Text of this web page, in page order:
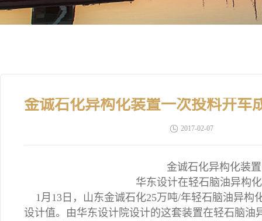
2017-02-07
金诚石化异构化装
华东设计在轻石脑油异构
1月13日，山东金诚石化25万吨/年轻石脑油异构
设计值。由华东设计院设计的这套装置在轻石脑油